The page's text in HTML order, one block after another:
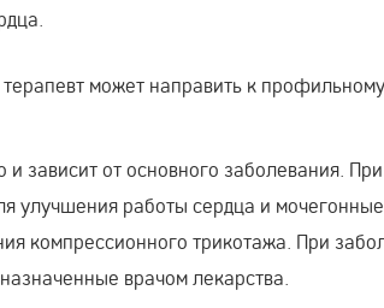
может направить к
зависит от основного заболевания.
улучшения работы сердца и
компрессионного трикотажа. При
врачом лекарства.